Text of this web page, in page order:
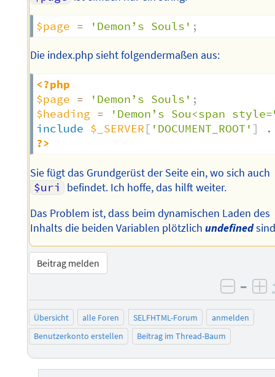
$page = 'Demon’s Souls' ;
Die index.php sieht folgendermaßen aus:
<?php
$page = 'Demon’s Souls' ;
$heading =
'Demon’s Sou<span
include $_SERVER [ 'DOCUMENT_ROOT' ]
.
?>
Sie fügt das Grundgerüst der Seite ein, wo sich auch
$uri
befindet. Ich hoffe, das hilft weiter.
Das Problem ist, dass beim dynamischen Laden des
Inhalts die beiden Variablen plötzlichundefined
Beitrag melden
–
Übersicht alle Foren SELFHTML-Forum
anmelden
Benutzerkonto erstellen
Beitrag im Thread-Baum